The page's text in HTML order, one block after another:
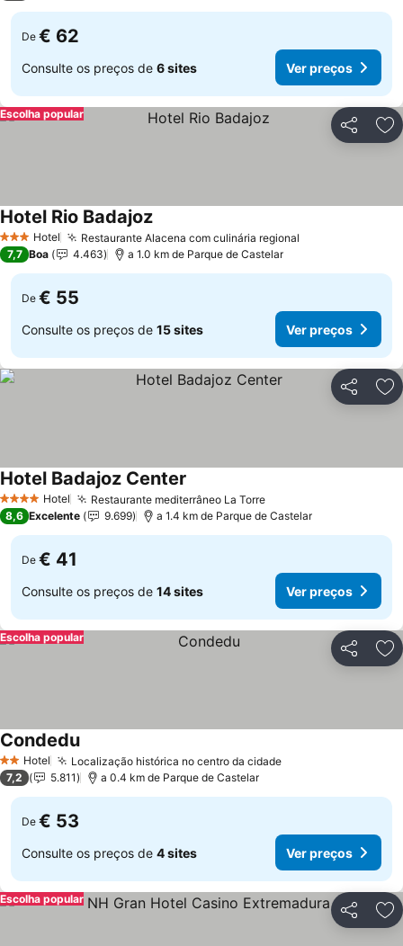
De € 62
Consulte os preços de 6 sites Ver preços
Partilhar
Escolha popular
3 EstrelasHotel Restaurante Alacena com culinária regional
Hotel Rio Badajoz
7,7 Boa 4.463 a 1.0 km de Parque de Castelar
De € 55
Consulte os preços de 15 sites Ver preços
Partilhar
4 EstrelasHotel Restaurante mediterrâneo La Torre
Hotel Badajoz Center
8,6 Excelente 9.699 a 1.4 km de Parque de Castelar
De € 41
Consulte os preços de 14 sites Ver preços
Partilhar
Escolha popular
2 Estrelas
Hotel Localização histórica no centro da cidade
Condedu
7,2 5.811 a 0.4 km de Parque de Castelar
De € 53
Consulte os preços de 4 sites Ver preços
Partilhar
Escolha popular